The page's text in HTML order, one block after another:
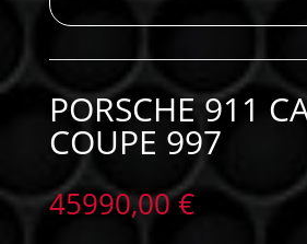
PORSCHE 911
COUPE 997
45990,00€